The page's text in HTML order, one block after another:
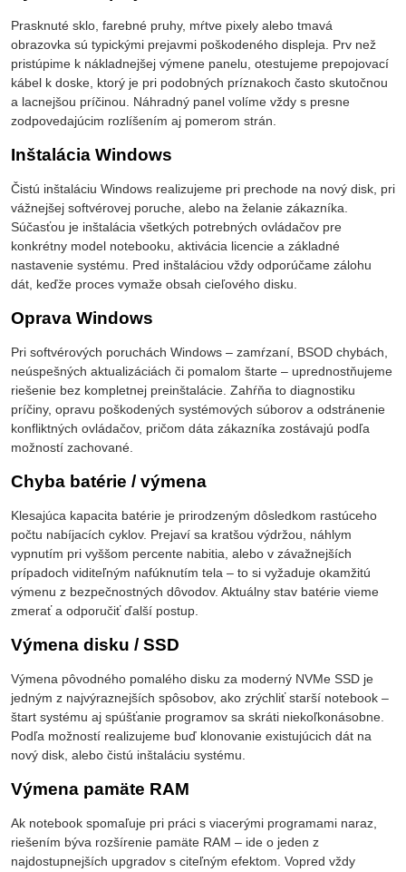
Prasknuté sklo, farebné pruhy, mŕtve pixely alebo tmavá
obrazovka sú typickými prejavmi poškodeného displeja. Prv než
pristúpime k nákladnejšej výmene panelu, otestujeme prepojovací
kábel k doske, ktorý je pri podobných príznakoch často skutočnou
a lacnejšou príčinou. Náhradný panel volíme vždy s presne
zodpovedajúcim rozlíšením aj pomerom strán.
Inštalácia Windows
Čistú inštaláciu Windows realizujeme pri prechode na nový disk, pri
vážnejšej softvérovej poruche, alebo na želanie zákazníka.
Súčasťou je inštalácia všetkých potrebných ovládačov pre
konkrétny model notebooku, aktivácia licencie a základné
nastavenie systému. Pred inštaláciou vždy odporúčame zálohu
dát, keďže proces vymaže obsah cieľového disku.
Oprava Windows
Pri softvérových poruchách Windows – zamŕzaní, BSOD chybách,
neúspešných aktualizáciách či pomalom štarte – uprednostňujeme
riešenie bez kompletnej preinštalácie. Zahŕňa to diagnostiku
príčiny, opravu poškodených systémových súborov a odstránenie
konfliktných ovládačov, pričom dáta zákazníka zostávajú podľa
možností zachované.
Chyba batérie / výmena
Klesajúca kapacita batérie je prirodzeným dôsledkom rastúceho
počtu nabíjacích cyklov. Prejaví sa kratšou výdržou, náhlym
vypnutím pri vyššom percente nabitia, alebo v závažnejších
prípadoch viditeľným nafúknutím tela – to si vyžaduje okamžitú
výmenu z bezpečnostných dôvodov. Aktuálny stav batérie vieme
zmerať a odporučiť ďalší postup.
Výmena disku / SSD
Výmena pôvodného pomalého disku za moderný NVMe SSD je
jedným z najvýraznejších spôsobov, ako zrýchliť starší notebook –
štart systému aj spúšťanie programov sa skráti niekoľkonásobne.
Podľa možností realizujeme buď klonovanie existujúcich dát na
nový disk, alebo čistú inštaláciu systému.
Výmena pamäte RAM
Ak notebook spomaľuje pri práci s viacerými programami naraz,
riešením býva rozšírenie pamäte RAM – ide o jeden z
najdostupnejších upgradov s citeľným efektom. Vopred vždy